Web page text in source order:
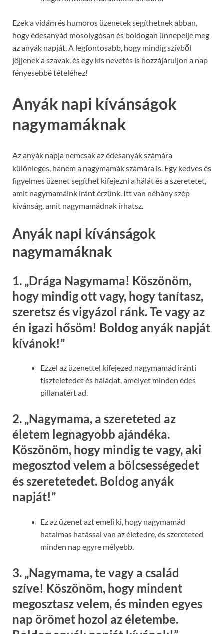
Ezek a vidám és humoros üzenetek segíthetnek abban,
hogy édesanyád mosolygósan és boldogan ünnepelje meg
az anyák napját. A legfontosabb, hogy mindig szívből
jöjjenek a szavak, és egy kis nevetés is hozzájáruljon a nap
fényesebbé tételéhez!
Anyák napi kívánságok
nagymamáknak
Az anyák napja nemcsak az édesanyák számára
különleges, hanem a nagymamák számára is. Egy kedves és
figyelmes üzenet segíthet kifejezni a hálát és a szeretetet,
amit nagymamáink iránt érzünk. Itt van néhány szép
kívánság, amit nagymamádnak írhatsz.
Anyák napi kívánságok
nagymamáknak
1. „Drága Nagymama! Köszönöm,
hogy mindig ott vagy, hogy tanítasz,
szeretsz és vigyázol ránk. Te vagy az
én igazi hősöm! Boldog anyák napját
kívánok!”
Ezzel az üzenettel kifejezed nagymamád iránti
tiszteletedet és háládat, amelyet minden édes
pillanatért ad.
2. „Nagymama, a szereteted az
életem legnagyobb ajándéka.
Köszönöm, hogy mindig te vagy, aki
megosztod velem a bölcsességedet
és szeretetedet. Boldog anyák
napját!”
Ez az üzenet azt emeli ki, hogy nagymamád
hatalmas hatással van az életedre, és szereteted
minden nap egyre mélyebb.
3. „Nagymama, te vagy a család
szíve! Köszönöm, hogy mindent
megosztasz velem, és minden egyes
nap örömet hozol az életembe.